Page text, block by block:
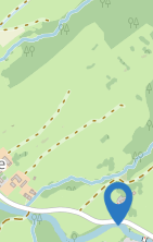
日本